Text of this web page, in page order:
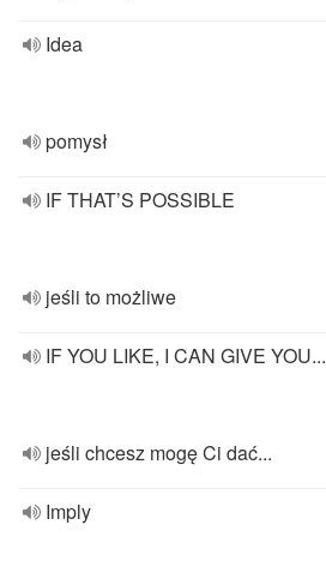
Idea
pomysł
IF THAT’S POSSIBLE
jeśli to możliwe
IF YOU LIKE, I CAN GIVE YOU...
jeśli chcesz mogę Ci dać...
Imply